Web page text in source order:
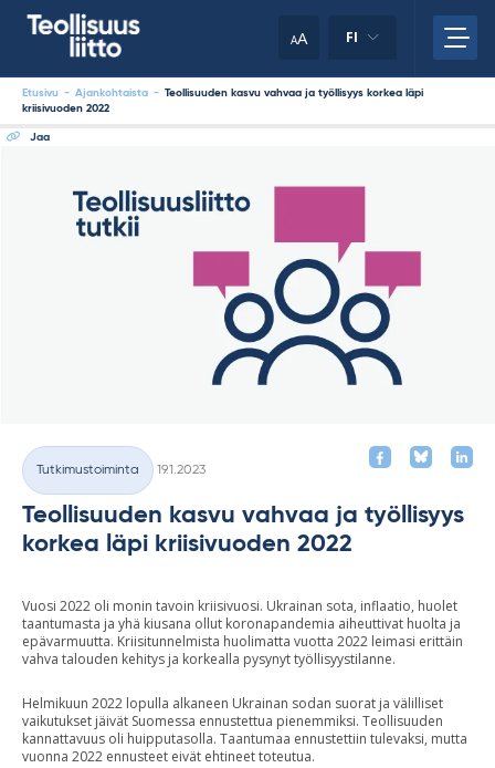
AA FI
Etusivu - Ajankohtaista - Teollisuuden kasvu vahvaa ja työllisyys korkea läpi
kriisivuoden 2022
Jaa
Kategoriat
Tutkimustoiminta
19.1.2023
Teollisuuden kasvu vahvaa ja työllisyys
korkea läpi kriisivuoden 2022
Vuosi 2022 oli monin tavoin kriisivuosi. Ukrainan sota, inflaatio, huolet
taantumasta ja yhä kiusana ollut koronapandemia aiheuttivat huolta ja
epävarmuutta. Kriisitunnelmista huolimatta vuotta 2022 leimasi erittäin
vahva talouden kehitys ja korkealla pysynyt työllisyystilanne.
Helmikuun 2022 lopulla alkaneen Ukrainan sodan suorat ja välilliset
vaikutukset jäivät Suomessa ennustettua pienemmiksi. Teollisuuden
kannattavuus oli huipputasolla. Taantumaa ennustettiin tulevaksi, mutta
vuonna 2022 ennusteet eivät ehtineet toteutua.